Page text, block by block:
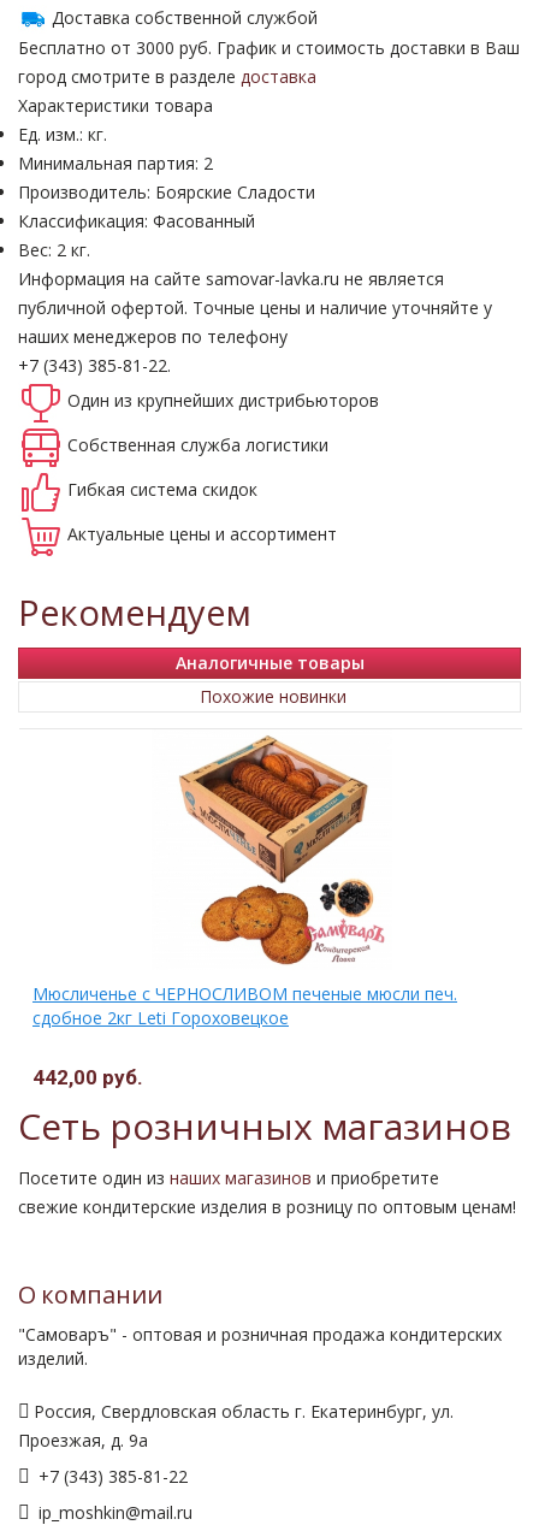
Доставка собственной службой
Бесплатно от 3000 руб. График и стоимость доставки в Ваш
город смотрите в разделе доставка
Характеристики товара
Ед. изм.: кг.
Минимальная партия: 2
Производитель: Боярские Сладости
Классификация: Фасованный
Вес: 2 кг.
Информация на сайте samovar-lavka.ru не является
публичной офертой. Точные цены и наличие уточняйте у
наших менеджеров по телефону
+7 (343) 385-81-22.
Один из крупнейших дистрибьюторов
Собственная служба логистики
Гибкая система скидок
Актуальные цены и ассортимент
Рекомендуем
Аналогичные товары
Похожие новинки
Мюсличенье с ЧЕРНОСЛИВОМ печеные мюсли печ.
сдобное 2кг Leti Гороховецкое
442,00 руб.
Сеть розничных магазинов
Посетите один из наших магазинов и приобретите
свежие кондитерские изделия в розницу по оптовым ценам!
О компании
"Самоваръ" - оптовая и розничная продажа кондитерских
изделий.
Россия, Свердловская область г. Екатеринбург, ул.
Проезжая, д. 9а
+7 (343) 385-81-22
ip_moshkin@mail.ru